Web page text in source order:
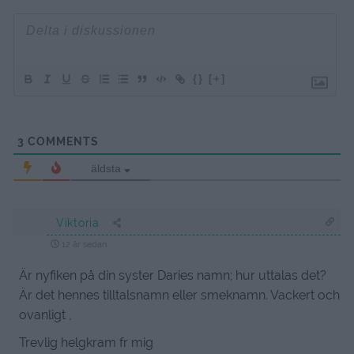
{} [+]
3 COMMENTS
äldsta
Viktoria
12 år sedan
Är nyfiken på din syster Daries namn; hur uttalas det?
Är det hennes tilltalsnamn eller smeknamn. Vackert och
ovanligt ,
Trevlig helgkram fr mig